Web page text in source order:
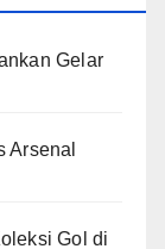
Gelar
Arsenal
Gol di